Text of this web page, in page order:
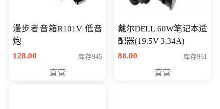
漫步者音箱R101V 低音
炮
128.00
库存945
直营
戴尔DELL 60W笔记本适
配器(19.5V 3.34A)
88.00
库存961
直营